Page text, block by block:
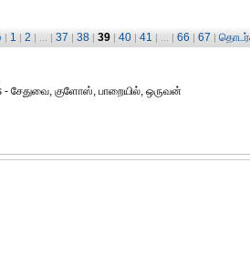
| 1 | 2 | ... | 37 | 38 | 39 | 40 | 41 | ... | 66 | 67 |
- சேதுவை, குளோஸ், பாறையில், ஒருவன்